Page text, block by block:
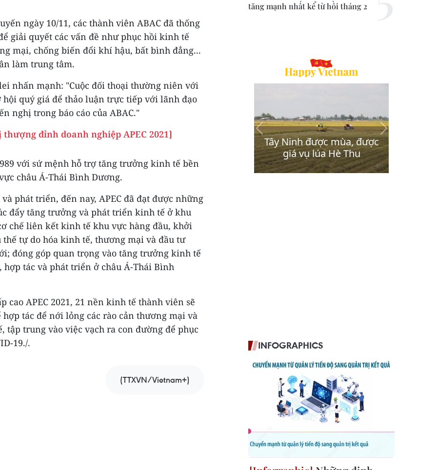
ngày 10/11, các thành viên ABAC đã thống
giải quyết các vấn đề như phục hồi kinh tế
mại, chống biến đổi khí hậu, bất bình đẳng...
làm trung tâm.
nhấn mạnh: "Cuộc đối thoại thường niên với
hội quý giá để thảo luận trực tiếp với lãnh đạo
nghị trong báo cáo của ABAC."
đỉnh doanh nghiệp APEC 2021]
với sứ mệnh hỗ trợ tăng trưởng kinh tế bền
châu Á-Thái Bình Dương.
phát triển, đến nay, APEC đã đạt được những
đẩy tăng trưởng và phát triển kinh tế ở khu
chế liên kết kinh tế khu vực hàng đầu, khởi
tự do hóa kinh tế, thương mại và đầu tư
đóng góp quan trọng vào tăng trưởng kinh tế
tác và phát triển ở châu Á-Thái Bình
cao APEC 2021, 21 nền kinh tế thành viên sẽ
tác để nới lỏng các rào cản thương mại và
tập trung vào việc vạch ra con đường để phục
19./.
(TTXVN/Vietnam+)
tăng mạnh nhất kể từ hồi tháng 2
INFOGRAPHICS